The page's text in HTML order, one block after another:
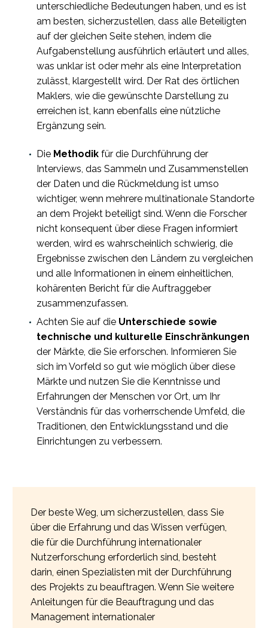
unterschiedliche Bedeutungen haben, und es ist
am besten, sicherzustellen, dass alle Beteiligten
auf der gleichen Seite stehen, indem die
Aufgabenstellung ausführlich erläutert und alles,
was unklar ist oder mehr als eine Interpretation
zulässt, klargestellt wird. Der Rat des örtlichen
Maklers, wie die gewünschte Darstellung zu
erreichen ist, kann ebenfalls eine nützliche
Ergänzung sein.
Die Methodik für die Durchführung der
Interviews, das Sammeln und Zusammenstellen
der Daten und die Rückmeldung ist umso
wichtiger, wenn mehrere multinationale Standorte
an dem Projekt beteiligt sind. Wenn die Forscher
nicht konsequent über diese Fragen informiert
werden, wird es wahrscheinlich schwierig, die
Ergebnisse zwischen den Ländern zu vergleichen
und alle Informationen in einem einheitlichen,
kohärenten Bericht für die Auftraggeber
zusammenzufassen.
Achten Sie auf die Unterschiede sowie
technische und kulturelle Einschränkungen
der Märkte, die Sie erforschen. Informieren Sie
sich im Vorfeld so gut wie möglich über diese
Märkte und nutzen Sie die Kenntnisse und
Erfahrungen der Menschen vor Ort, um Ihr
Verständnis für das vorherrschende Umfeld, die
Traditionen, den Entwicklungsstand und die
Einrichtungen zu verbessern.
Der beste Weg, um sicherzustellen, dass Sie
über die Erfahrung und das Wissen verfügen,
die für die Durchführung internationaler
Nutzerforschung erforderlich sind, besteht
darin, einen Spezialisten mit der Durchführung
des Projekts zu beauftragen. Wenn Sie weitere
Anleitungen für die Beauftragung und das
Management internationaler